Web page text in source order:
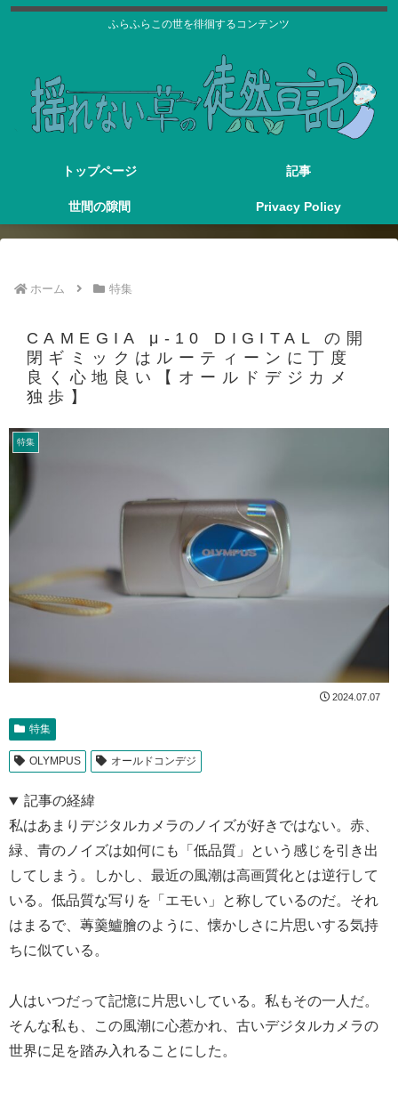
ふらふらこの世を徘徊するコンテンツ
トップページ 記事
世間の隙間 Privacy Policy
ホーム 特集
CAMEGIA μ-10 DIGITAL の開
閉ギミックはルーティーンに丁度
良く心地良い【オールドデジカメ
独歩】
特集
2024.07.07
特集
OLYMPUS オールドコンデジ
記事の経緯
私はあまりデジタルカメラのノイズが好きではない。赤、
緑、青のノイズは如何にも「低品質」という感じを引き出
してしまう。しかし、最近の風潮は高画質化とは逆行して
いる。低品質な写りを「エモい」と称しているのだ。それ
はまるで、蓴羹鱸膾のように、懐かしさに片思いする気持
ちに似ている。
人はいつだって記憶に片思いしている。私もその一人だ。
そんな私も、この風潮に心惹かれ、古いデジタルカメラの
世界に足を踏み入れることにした。